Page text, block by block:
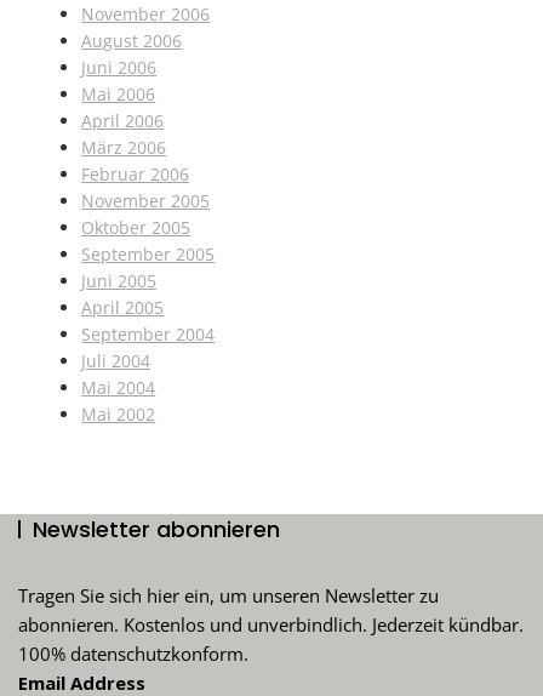
November 2006
August 2006
Juni 2006
Mai 2006
April 2006
März 2006
Februar 2006
November 2005
Oktober 2005
September 2005
Juni 2005
April 2005
September 2004
Juli 2004
Mai 2004
Mai 2002
Newsletter abonnieren
Tragen Sie sich hier ein, um unseren Newsletter zu
abonnieren. Kostenlos und unverbindlich. Jederzeit kündbar.
100% datenschutzkonform.
Email Address